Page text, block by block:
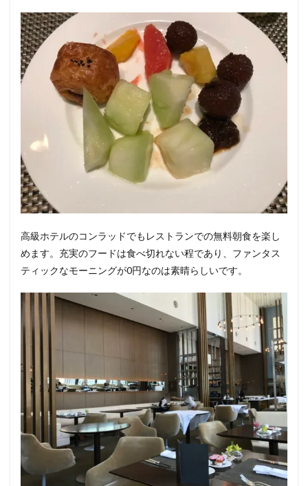
高級ホテルのコンラッドでもレストランでの無料朝食を楽し
めます。充実のフードは食べ切れない程であり、ファンタス
ティックなモーニングが0円なのは素晴らしいです。